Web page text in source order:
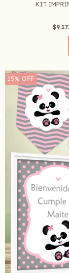
KIT
15% OFF